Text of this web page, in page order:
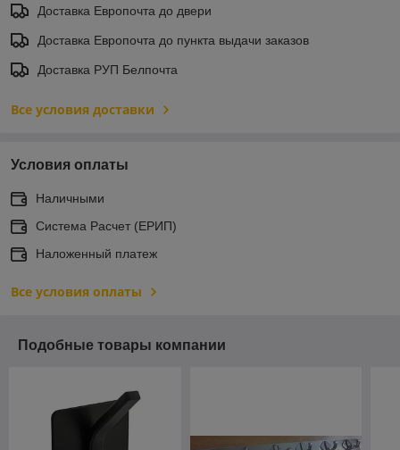
Доставка Европочта до двери
Доставка Европочта до пункта выдачи заказов
Доставка РУП Белпочта
Все условия доставки
Условия оплаты
Наличными
Система Расчет (ЕРИП)
Наложенный платеж
Все условия оплаты
Подобные товары компании